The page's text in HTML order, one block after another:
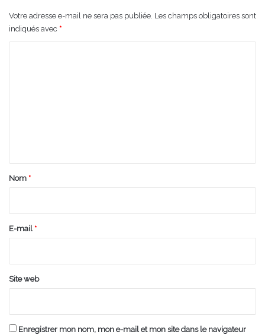
Votre adresse e-mail ne sera pas publiée. Les champs obligatoires sont
indiqués avec *
a
e
Nom *
E-mail *
Site web
Enregistrer mon nom, mon e-mail et mon site dans le navigateur